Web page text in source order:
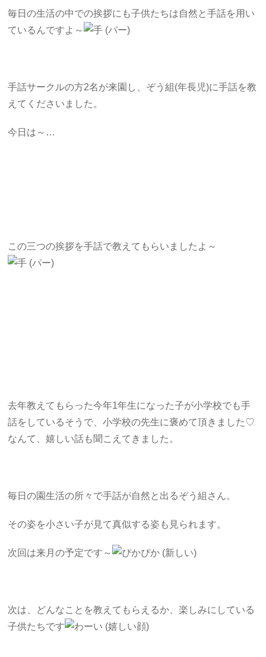
毎日の生活の中での挨拶にも子供たちは自然と手話を用い
ているんですよ～
手話サークルの方2名が来園し、ぞう組(年長児)に手話を教
えてくださいました。
今日は～…
この三つの挨拶を手話で教えてもらいましたよ～
去年教えてもらった今年1年生になった子が小学校でも手
話をしているそうで、小学校の先生に褒めて頂きました♡
なんて、嬉しい話も聞こえてきました。
毎日の園生活の所々で手話が自然と出るぞう組さん。
その姿を小さい子が見て真似する姿も見られます。
次回は来月の予定です～
次は、どんなことを教えてもらえるか、楽しみにしている
子供たちです